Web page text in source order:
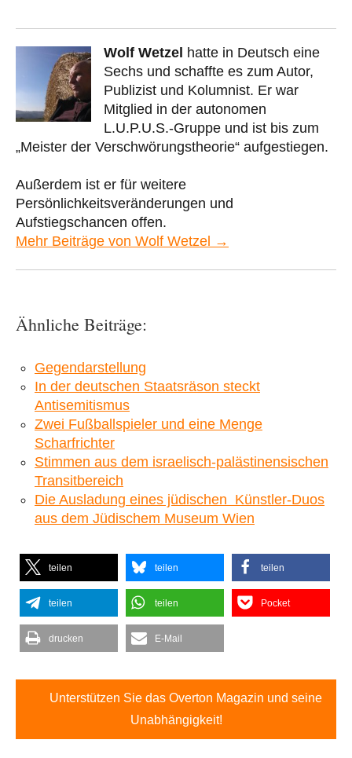
Wolf Wetzel hatte in Deutsch eine
Sechs und schaffte es zum Autor,
Publizist und Kolumnist. Er war
Mitglied in der autonomen
L.U.P.U.S.-Gruppe und ist bis zum
„Meister der Verschwörungstheorie“ aufgestiegen.
Außerdem ist er für weitere
Persönlichkeitsveränderungen und
Aufstiegschancen offen.
Mehr Beiträge von Wolf Wetzel →
Ähnliche Beiträge:
Gegendarstellung
In der deutschen Staatsräson steckt
Antisemitismus
Zwei Fußballspieler und eine Menge
Scharfrichter
Stimmen aus dem israelisch-palästinensischen
Transitbereich
Die Ausladung eines jüdischen Künstler-Duos
aus dem Jüdischem Museum Wien
teilen teilen teilen
teilen teilen Pocket
drucken E-Mail
Unterstützen Sie das Overton Magazin und seine
Unabhängigkeit!